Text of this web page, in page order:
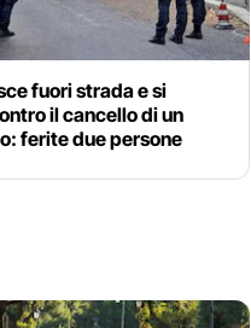
fuori strada e si
il cancello di un
ferite due persone